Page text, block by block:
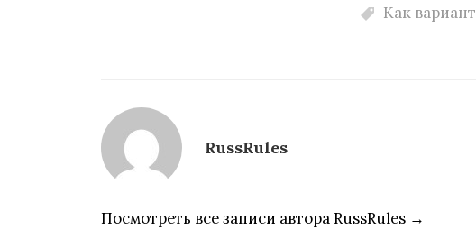
Как вариант
RussRules
Посмотреть все записи автора RussRules →